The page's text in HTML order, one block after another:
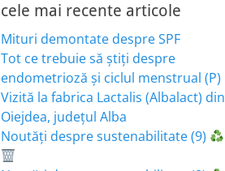
cele mai recente articole
Mituri demontate despre SPF
Tot ce trebuie să știți despre
endometrioză și ciclul menstrual (P)
Vizită la fabrica Lactalis (Albalact) din
Oiejdea, județul Alba
Noutăți despre sustenabilitate (9)